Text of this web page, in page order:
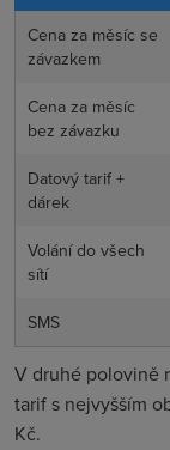
Cena za měsíc se
závazkem
Cena za měsíc
bez závazku
Datový tarif +
dárek
Volání do všech
sítí
SMS
V druhé polovině
tarif s nejvyšším
Kč.